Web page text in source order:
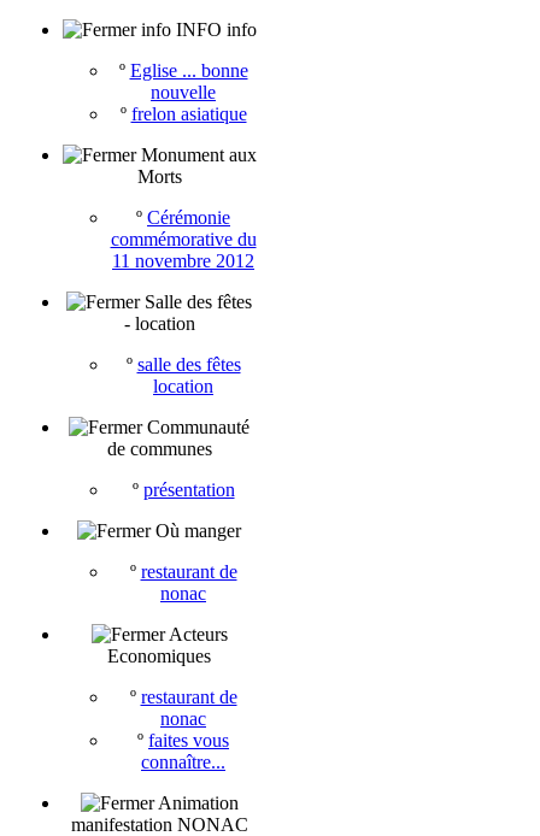
info INFO info
º Eglise ... bonne
nouvelle
º frelon asiatique
Monument aux
Morts
º Cérémonie
commémorative du
11 novembre 2012
Salle des fêtes
- location
º salle des fêtes
location
Communauté
de communes
º présentation
Où manger
º restaurant de
nonac
Acteurs
Economiques
º restaurant de
nonac
º faites vous
connaître...
Animation
manifestation NONAC